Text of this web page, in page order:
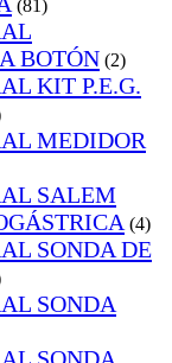
(81)
BOTÓN (2)
KIT P.E.G.
MEDIDOR
SALEM
(4)
SONDA DE
SONDA